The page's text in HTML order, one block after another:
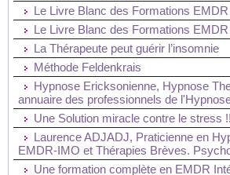
Le Livre Blanc des Formations
Le Livre Blanc des Formations
La Thérapeute peut guérir l’insomnie
Méthode Feldenkrais
Hypnose Ericksonienne, Hypnose
annuaire des professionnels de
Une Solution miracle contre le stress
Laurence ADJADJ, Praticienne en
EMDR-IMO et Thérapies Brèves.
Une formation complète en EMDR